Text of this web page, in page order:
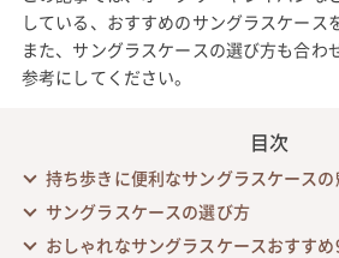
している、おすすめのサングラスケース
また、サングラスケースの選び方も合わ
参考にしてください。
目次
持ち歩きに便利なサングラスケースの
サングラスケースの選び方
おしゃれなサングラスケースおすす